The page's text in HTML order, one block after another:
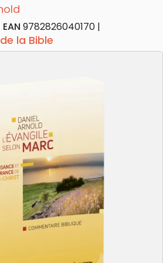
EAN 9782826040170
la Bible